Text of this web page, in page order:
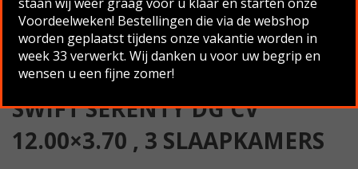
Slaapkamers
Terug naar overzicht
SWIFT SERENTY DG CV
12.00×3.70 , 3 SLAAPKAMERS
Voordeelweken! Bestellingen die via de webshop
worden geplaatst tijdens onze vakantie worden in
week 33 verwerkt. Wij danken u voor uw begrip en
wensen u een fijne zomer!